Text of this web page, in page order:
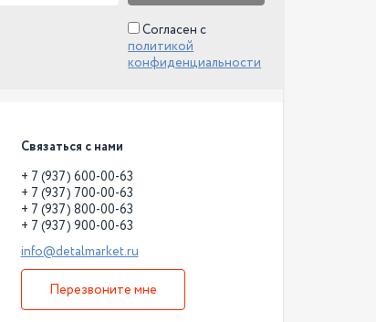
Согласен с
политикой
конфиденциальности
Связаться с нами
+ 7 (937) 600-00-63
+ 7 (937) 700-00-63
+ 7 (937) 800-00-63
+ 7 (937) 900-00-63
info@detalmarket.ru
Перезвоните мне